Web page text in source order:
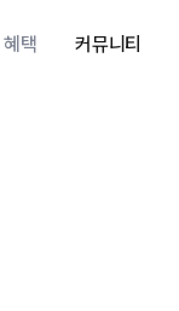
혜택 커뮤니티